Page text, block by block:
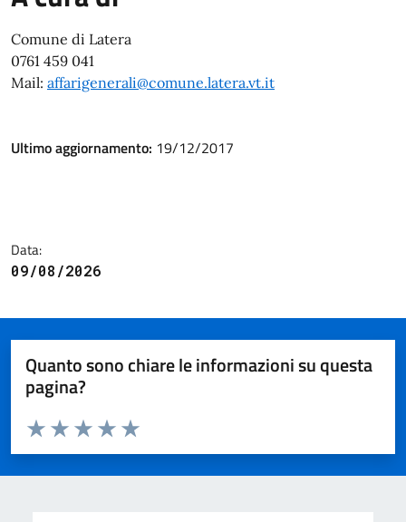
Comune di Latera
0761 459 041
Mail: affarigenerali@comune.latera.vt.it
Ultimo aggiornamento: 19/12/2017
Data:
09/08/2026
Quanto sono chiare le informazioni su questa
pagina?
Valuta da 1 a 5 stelle la pagina
Valuta 4 stelle su 5
Valuta 3 stelle su 5
Valuta 2 stelle su 5
Valuta 1 stelle su 5